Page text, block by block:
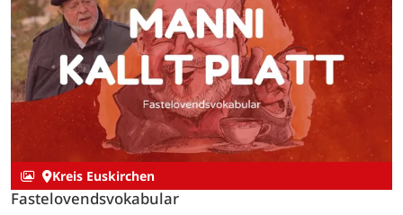
Kreis Euskirchen
Fastelovendsvokabular